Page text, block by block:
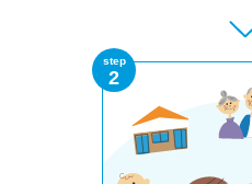
step
2